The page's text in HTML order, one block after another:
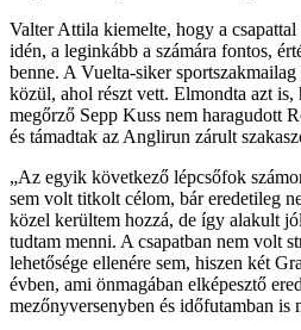
Valter Attila kiemelte, hogy a
idén, a leginkább a számára fontos,
benne. A Vuelta-siker
közül, ahol részt vett. Elmondta azt
megőrző Sepp Kuss nem haragudott
és támadtak az Anglirun zárult
Az egyik következő lépcsőfok
sem volt titkolt célom, bár eredetileg
közel kerültem hozzá, de így alakult
tudtam menni. A csapatban nem volt
lehetősége ellenére sem, hiszen két
évben, ami önmagában elképesztő
mezőnyversenyben és időfutamban is